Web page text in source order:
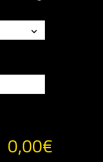
0,00€